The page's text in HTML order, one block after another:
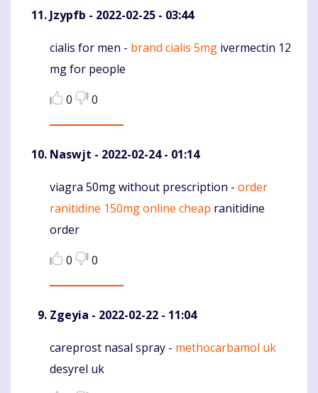
Jzypfb - 2022-02-25 - 03:44
Komentaras
cialis for men - brand cialis 5mg ivermectin 12
mg for people
0
0
Naswjt - 2022-02-24 - 01:14
Komentaras
viagra 50mg without prescription - order
ranitidine 150mg online cheap ranitidine
order
0
0
Zgeyia - 2022-02-22 - 11:04
Komentaras
careprost nasal spray - methocarbamol uk
desyrel uk